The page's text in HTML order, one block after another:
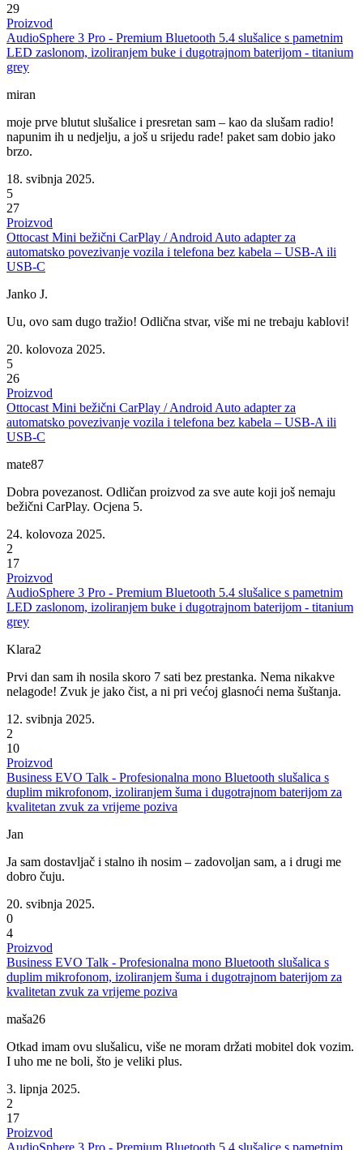
29
Proizvod
AudioSphere 3 Pro - Premium Bluetooth 5.4 slušalice s pametnim
LED zaslonom, izoliranjem buke i dugotrajnom baterijom - titanium
grey
miran
moje prve blutut slušalice i presretan sam – kao da slušam radio!
napunim ih u nedjelju, a još u srijedu rade! paket sam dobio jako
brzo.
18. svibnja 2025.
5
27
Proizvod
Ottocast Mini bežični CarPlay / Android Auto adapter za
automatsko povezivanje vozila i telefona bez kabela – USB-A ili
USB-C
Janko J.
Uu, ovo sam dugo tražio! Odlična stvar, više mi ne trebaju kablovi!
20. kolovoza 2025.
5
26
Proizvod
Ottocast Mini bežični CarPlay / Android Auto adapter za
automatsko povezivanje vozila i telefona bez kabela – USB-A ili
USB-C
mate87
Dobra povezanost. Odličan proizvod za sve aute koji još nemaju
bežični CarPlay. Ocjena 5.
24. kolovoza 2025.
2
17
Proizvod
AudioSphere 3 Pro - Premium Bluetooth 5.4 slušalice s pametnim
LED zaslonom, izoliranjem buke i dugotrajnom baterijom - titanium
grey
Klara2
Prvi dan sam ih nosila skoro 7 sati bez prestanka. Nema nikakve
nelagode! Zvuk je jako čist, a ni pri većoj glasnoći nema šuštanja.
12. svibnja 2025.
2
10
Proizvod
Business EVO Talk - Profesionalna mono Bluetooth slušalica s
duplim mikrofonom, izoliranjem šuma i dugotrajnom baterijom za
kvalitetan zvuk za vrijeme poziva
Jan
Ja sam dostavljač i stalno ih nosim – zadovoljan sam, a i drugi me
dobro čuju.
20. svibnja 2025.
0
4
Proizvod
Business EVO Talk - Profesionalna mono Bluetooth slušalica s
duplim mikrofonom, izoliranjem šuma i dugotrajnom baterijom za
kvalitetan zvuk za vrijeme poziva
maša26
Otkad imam ovu slušalicu, više ne moram držati mobitel dok vozim.
I uho me ne boli, što je veliki plus.
3. lipnja 2025.
2
17
Proizvod
AudioSphere 3 Pro - Premium Bluetooth 5.4 slušalice s pametnim